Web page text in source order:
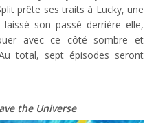
prête ses traits à Lucky, une
son passé derrière elle,
avec ce côté sombre et
total, sept épisodes seront
the Universe